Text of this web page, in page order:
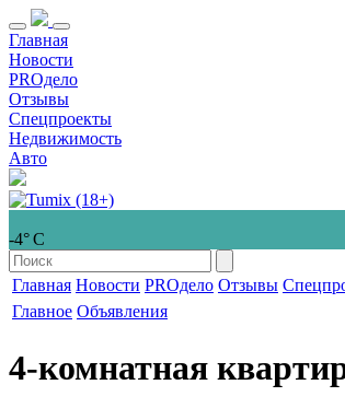
Главная
Новости
PROдело
Отзывы
Спецпроекты
Недвижимость
Авто
-4° С
Главная Новости PROдело Отзывы
Главное Объявления
4-комнатная